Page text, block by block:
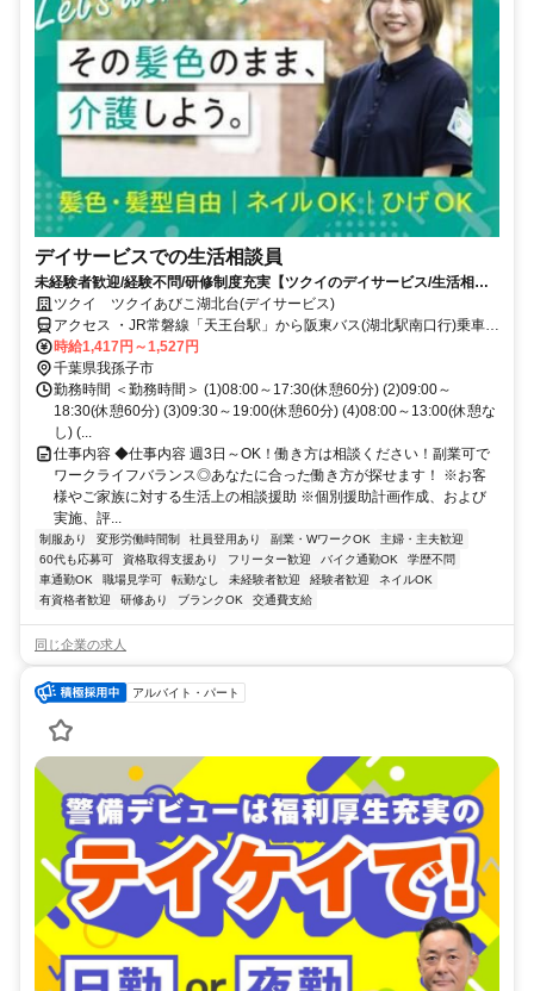
デイサービスでの生活相談員
未経験者歓迎/経験不問/研修制度充実【ツクイのデイサービス/生活相談
員求人】
ツクイ ツクイあびこ湖北台(デイサービス)
アクセス ・JR常磐線「天王台駅」から阪東バス(湖北駅南口行)乗車、
「けやき通り」下車徒歩約1分/「団地中央」下車徒歩約4分
時給1,417円～1,527円
千葉県我孫子市
勤務時間 ＜勤務時間＞ (1)08:00～17:30(休憩60分) (2)09:00～
18:30(休憩60分) (3)09:30～19:00(休憩60分) (4)08:00～13:00(休憩な
し) (...
仕事内容 ◆仕事内容 週3日～OK！働き方は相談ください！副業可で
ワークライフバランス◎あなたに合った働き方が探せます！ ※お客
様やご家族に対する生活上の相談援助 ※個別援助計画作成、および
実施、評...
制服あり 変形労働時間制 社員登用あり 副業・WワークOK
主婦・主夫歓迎
60代も応募可
資格取得支援あり フリーター歓迎 バイク通勤OK
学歴不問
車通勤OK
職場見学可 転勤なし 未経験者歓迎 経験者歓迎
ネイルOK
有資格者歓迎
研修あり ブランクOK 交通費支給
同じ企業の求人
アルバイト・パート